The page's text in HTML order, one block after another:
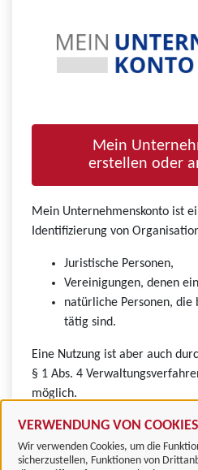
VERWENDUNG VON COOKIES
Wir verwenden Cookies, um die
sicherzustellen, Funktionen von
Mein
erstellen oder
Mein Unternehmenskonto ist
Identifizierung von
Juristische Personen,
Vereinigungen, denen
natürliche Personen,
tätig sind.
Eine Nutzung ist aber auch
§ 1 Abs. 4
möglich.